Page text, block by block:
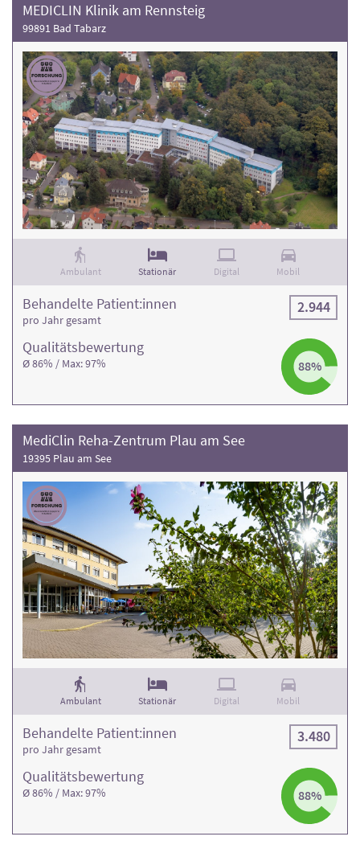
MEDICLIN Klinik am Rennsteig
99891 Bad Tabarz
Ambulant Stationär Digital Mobil
Qualitäts­bewertung
Ø 86% / Max: 97% 88%
Behandelte Patient:innen
pro Jahr gesamt
2.944
MediClin Reha-Zentrum Plau am See
19395 Plau am See
Ambulant Stationär Digital Mobil
Qualitäts­bewertung
Ø 86% / Max: 97% 88%
Behandelte Patient:innen
pro Jahr gesamt
3.480